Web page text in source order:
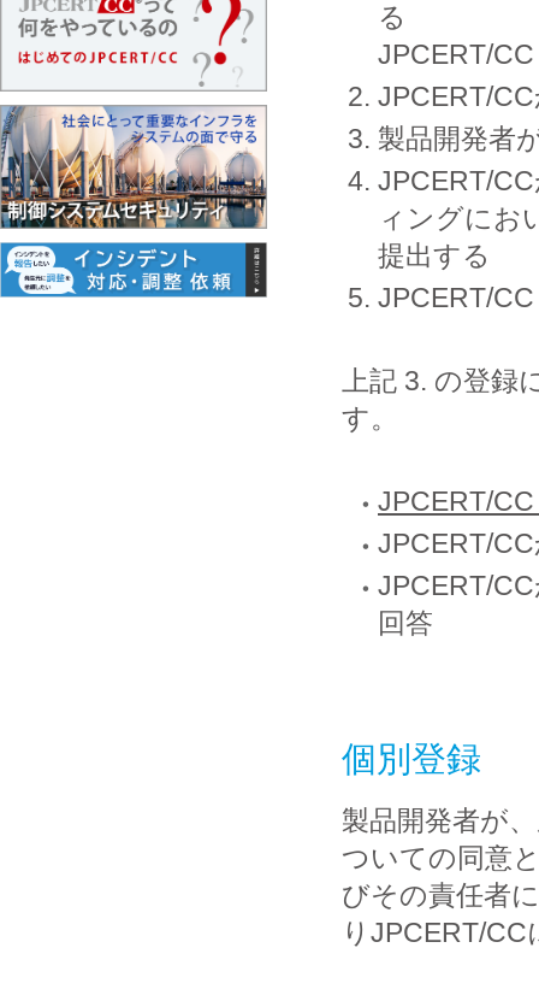
る
JPCERT/
JPCERT/
製品開発者
JPCERT/
ィングにお
提出する
JPCERT/
上記 3. の登
す。
JPCERT/
JPCERT/
JPCERT/
回答
個別登録
製品開発者が
ついての同意
びその責任者
りJPCERT/